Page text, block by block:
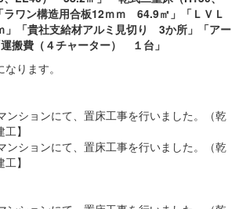
ワン構造用合板12ｍｍ 64.9㎡」「ＬＶＬ
「貴社支給材アルミ見切り 3か所」「アー
搬費（４チャーター） １台」
ります。